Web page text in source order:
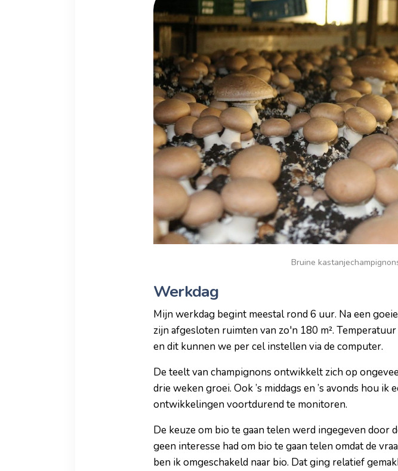
Bruine
Werkdag
Mijn werkdag begint meestal rond 6 uur. Na een
zijn afgesloten ruimten van zo'n 180 m².
en dit kunnen we per cel instellen via de computer.
De teelt van champignons ontwikkelt zich op
drie weken groei. Ook ’s middags en ’s avonds hou
ontwikkelingen voortdurend te monitoren.
De keuze om bio te gaan telen werd ingegeven door
geen interesse had om bio te gaan telen omdat de
ben ik omgeschakeld naar bio. Dat ging relatief